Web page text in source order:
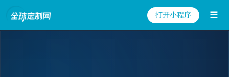
打开小程序 ☰
3D POD